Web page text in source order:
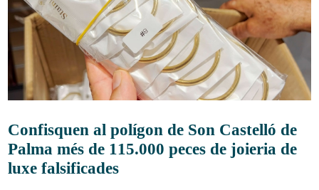
Confisquen al polígon de Son Castelló de
Palma més de 115.000 peces de joieria de
luxe falsificades